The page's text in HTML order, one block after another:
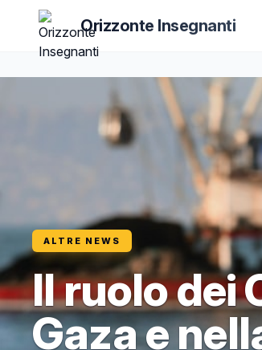
Orizzonte Insegnanti
ALTRE NEWS
Il ruolo dei
Gaza e